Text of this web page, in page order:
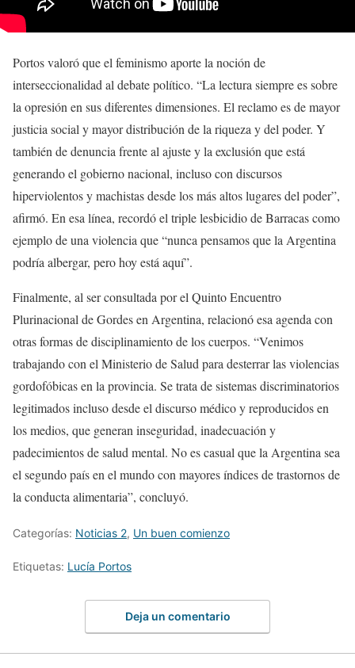
Portos valoró que el feminismo aporte la noción de
interseccionalidad al debate político. “La lectura siempre es sobre
la opresión en sus diferentes dimensiones. El reclamo es de mayor
justicia social y mayor distribución de la riqueza y del poder. Y
también de denuncia frente al ajuste y la exclusión que está
generando el gobierno nacional, incluso con discursos
hiperviolentos y machistas desde los más altos lugares del poder”,
afirmó. En esa línea, recordó el triple lesbicidio de Barracas como
ejemplo de una violencia que “nunca pensamos que la Argentina
podría albergar, pero hoy está aquí”.
Finalmente, al ser consultada por el Quinto Encuentro
Plurinacional de Gordes en Argentina, relacionó esa agenda con
otras formas de disciplinamiento de los cuerpos. “Venimos
trabajando con el Ministerio de Salud para desterrar las violencias
gordofóbicas en la provincia. Se trata de sistemas discriminatorios
legitimados incluso desde el discurso médico y reproducidos en
los medios, que generan inseguridad, inadecuación y
padecimientos de salud mental. No es casual que la Argentina sea
el segundo país en el mundo con mayores índices de trastornos de
la conducta alimentaria”, concluyó.
Categorías: Noticias 2, Un buen comienzo
Etiquetas: Lucía Portos
Deja un comentario